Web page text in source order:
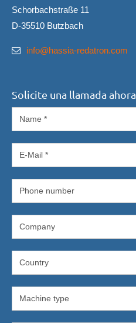
Schorbachstraße 11
D-35510 Butzbach
info@hassia-redatron.com
Solicite una llamada ahora